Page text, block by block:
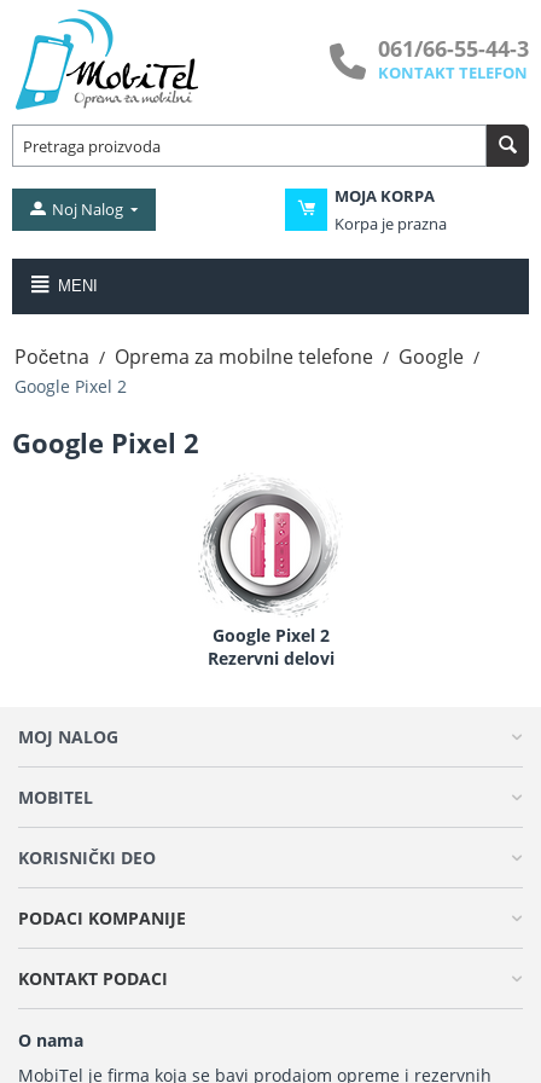
061/66-55-44-3
KONTAKT TELEFON
MOJA KORPA
Korpa je prazna
Noj Nalog
MENI
Početna / Oprema za mobilne telefone / Google /
Google Pixel 2
Google Pixel 2
Google Pixel 2
Rezervni delovi
MOJ NALOG
MOBITEL
KORISNIČKI DEO
PODACI KOMPANIJE
KONTAKT PODACI
O nama
MobiTel je firma koja se bavi prodajom opreme i rezervnih